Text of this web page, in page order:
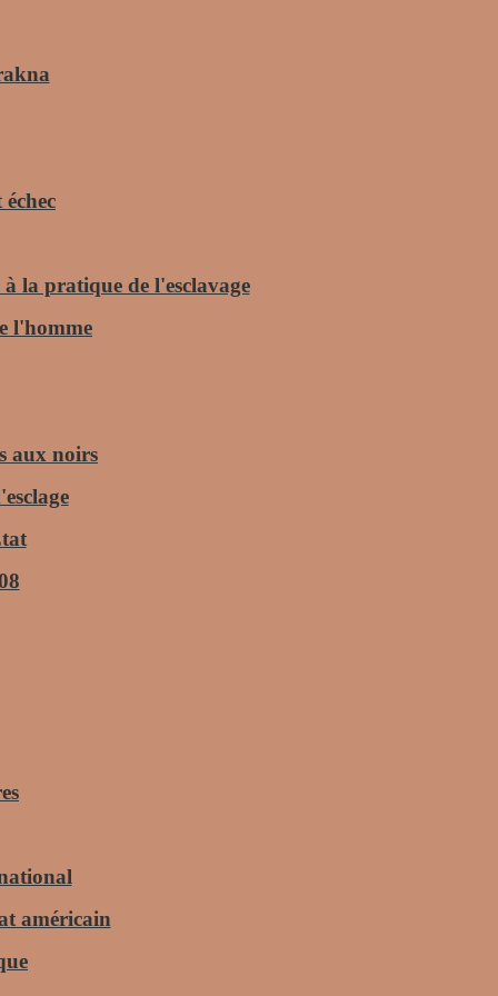
à la pratique de l'esclavage
l'homme
aux noirs
américain